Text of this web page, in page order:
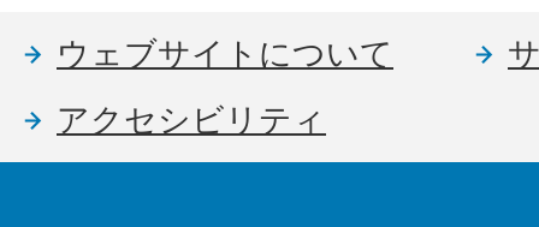
ウェブサイトについて
アクセシビリティ